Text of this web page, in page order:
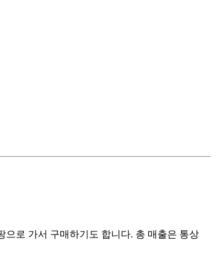
로 가서 구매하기도 합니다. 총 매출은 통상